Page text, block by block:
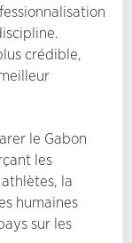
crédible,
le Gabon
les
la
humaines
sur les